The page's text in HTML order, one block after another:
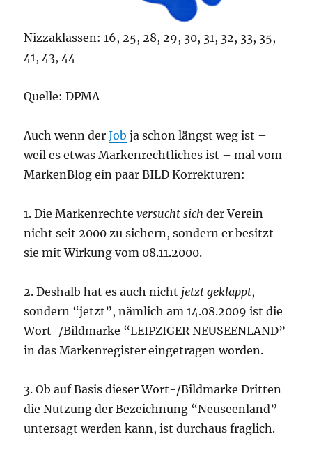
Nizzaklassen: 16, 25, 28, 29, 30, 31, 32, 33, 35,
41, 43, 44
Quelle: DPMA
Auch wenn derJob ja schon längst weg ist –
weil es etwas Markenrechtliches ist – mal vom
MarkenBlog ein paar BILD Korrekturen:
1. Die Markenrechteversucht sich der Verein
nicht seit 2000 zu sichern, sondern er besitzt
sie mit Wirkung vom 08.11.2000.
2. Deshalb hat es auch nicht jetzt geklappt,
sondern “jetzt”, nämlich am 14.08.2009 ist die
Wort-/Bildmarke “LEIPZIGER NEUSEENLAND”
in das Markenregister eingetragen worden.
3. Ob auf Basis dieser Wort-/Bildmarke Dritten
die Nutzung der Bezeichnung “Neuseenland”
untersagt werden kann, ist durchaus fraglich.